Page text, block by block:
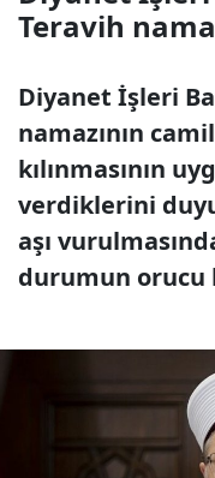
Teravih
Diyanet İşleri
namazının
kılınmasının
verdiklerini
aşı
durumun orucu